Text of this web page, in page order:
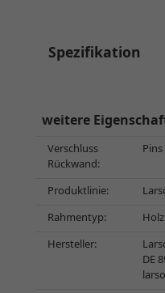
Spezifikation
weitere
Verschluss
Rückwand:
Produktlinie:
Rahmentyp:
Hersteller:
DE